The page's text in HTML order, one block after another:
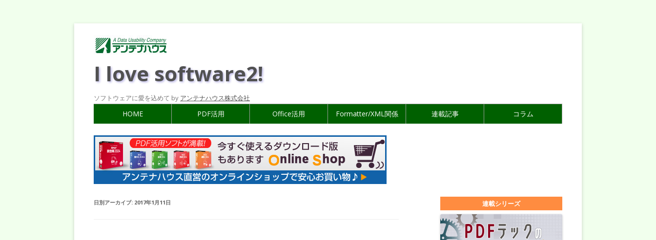
I love software2!
ソフトウェアに愛を込めて by アンテナハウス株式会社
HOME PDF活用 Office活用 Formatter/XML関係 連載記事 コラム
日別アーカイブ: 2017年1月11日 連載シリーズ